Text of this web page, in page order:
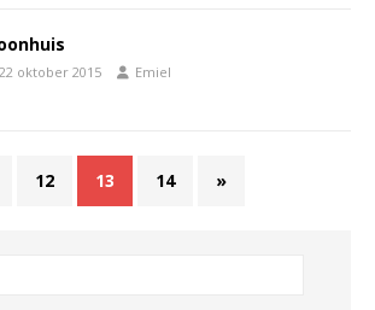
22 oktober 2015 Emiel
12 13 14 »